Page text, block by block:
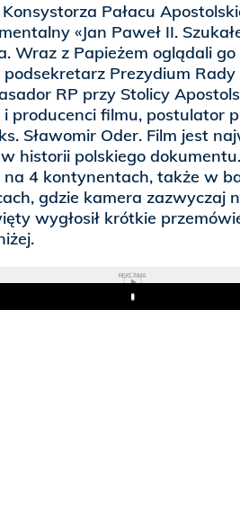
Pałacu
«Jan Paweł II.
Wraz z Papieżem oglądali
Prezydium
RP przy Stolicy
i producenci filmu, postulator
Sławomir Oder. Film jest
historii polskiego
4 kontynentach, także w
gdzie kamera zazwyczaj
wygłosił krótkie
REKLAMA
Play